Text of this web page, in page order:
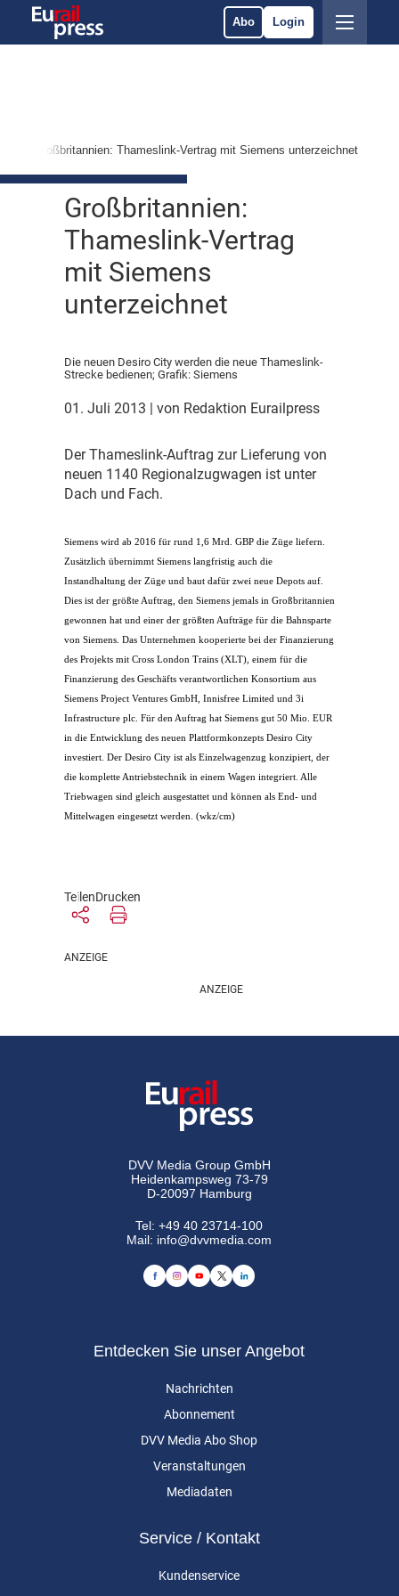
Abo Login
Großbritannien: Thameslink-Vertrag mit Siemens unterzeichnet
Großbritannien:
Thameslink-Vertrag
mit Siemens
unterzeichnet
Die neuen Desiro City werden die neue Thameslink-
Strecke bedienen; Grafik: Siemens
01. Juli 2013 | von Redaktion Eurailpress
Der Thameslink-Auftrag zur Lieferung von
neuen 1140 Regionalzugwagen ist unter
Dach und Fach.
Siemens wird ab 2016 für rund 1,6 Mrd. GBP die Züge liefern.
Zusätzlich übernimmt Siemens langfristig auch die
Instandhaltung der Züge und baut dafür zwei neue Depots auf.
Dies ist der größte Auftrag, den Siemens jemals in Großbritannien
gewonnen hat und einer der größten Aufträge für die Bahnsparte
von Siemens. Das Unternehmen kooperierte bei der Finanzierung
des Projekts mit Cross London Trains (XLT), einem für die
Finanzierung des Geschäfts verantwortlichen Konsortium aus
Siemens Project Ventures GmbH, Innisfree Limited und 3i
Infrastructure plc. Für den Auftrag hat Siemens gut 50 Mio. EUR
in die Entwicklung des neuen Plattformkonzepts Desiro City
investiert. Der Desiro City ist als Einzelwagenzug konzipiert, der
die komplette Antriebstechnik in einem Wagen integriert. Alle
Triebwagen sind gleich ausgestattet und können als End- und
Mittelwagen eingesetzt werden. (wkz/cm)
TeilenDrucken
DVV Media Group GmbH
Heidenkampsweg 73-79
D-20097 Hamburg
Tel:+49 40 23714-100
Mail: info@dvvmedia.com
Entdecken Sie unser Angebot
Nachrichten
Abonnement
DVV Media Abo Shop
Veranstaltungen
Mediadaten
Service / Kontakt
Kundenservice